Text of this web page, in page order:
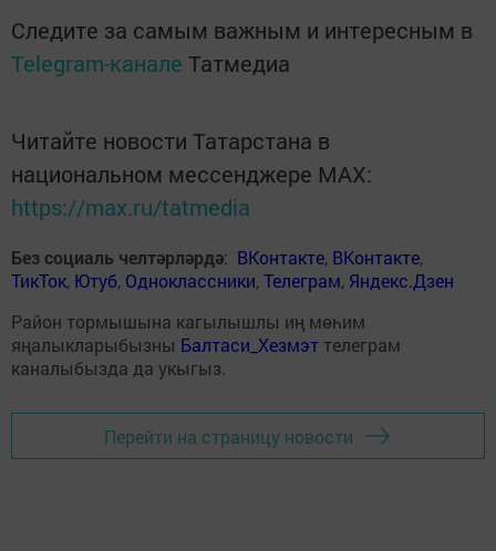
Следите за самым важным и интересным в
Telegram-канале Татмедиа
Читайте новости Татарстана в
национальном мессенджере MАХ:
https://max.ru/tatmedia
Без социаль челтәрләрдә: ВКонтакте, ВКонтакте,
ТикТок, Ютуб, Одноклассники,Телеграм, Яндекс.Дзен
Район тормышына кагылышлы иң мөһим
яңалыкларыбызны Балтаси_Хезмэт телеграм
каналыбызда да укыгыз.
Перейти на страницу новости